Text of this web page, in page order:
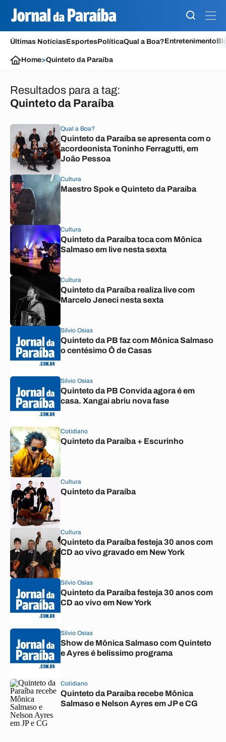
Últimas NotíciasEsportesPolíticaQual a Boa?Entretenimento
Home>Quinteto da Paraíba
Resultados para a tag:
Quinteto da Paraíba
Qual a Boa?
Quinteto da Paraíba se apresenta com o
acordeonista Toninho Ferragutti, em
João Pessoa
Cultura
Maestro Spok e Quinteto da Paraíba
Cultura
Quinteto da Paraíba toca com Mônica
Salmaso em live nesta sexta
Cultura
Quinteto da Paraíba realiza live com
Marcelo Jeneci nesta sexta
Silvio Osias
Quinteto da PB faz com Mônica Salmaso
o centésimo Ô de Casas
Silvio Osias
Quinteto da PB Convida agora é em
casa. Xangai abriu nova fase
Cotidiano
Quinteto da Paraíba + Escurinho
Cultura
Quinteto da Paraíba
Cultura
Quinteto da Paraíba festeja 30 anos com
CD ao vivo gravado em New York
Silvio Osias
Quinteto da Paraíba festeja 30 anos com
CD ao vivo em New York
Silvio Osias
Show de Mônica Salmaso com Quinteto
e Ayres é belíssimo programa
Cotidiano
Quinteto da Paraíba recebe Mônica
Salmaso e Nelson Ayres em JP e CG